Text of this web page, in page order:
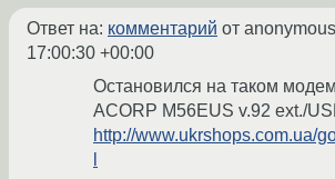
Ответ на: комментарий от anonymous
17:00:30 +00:00
Остановился на таком
ACORP M56EUS v.92 ext./
http://www.ukrshops.com.ua/